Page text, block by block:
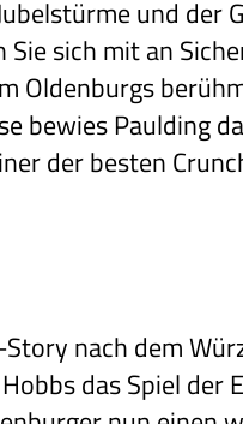
und der
sich mit an
Oldenburgs
bewies Paulding
der besten
nach dem
das Spiel der